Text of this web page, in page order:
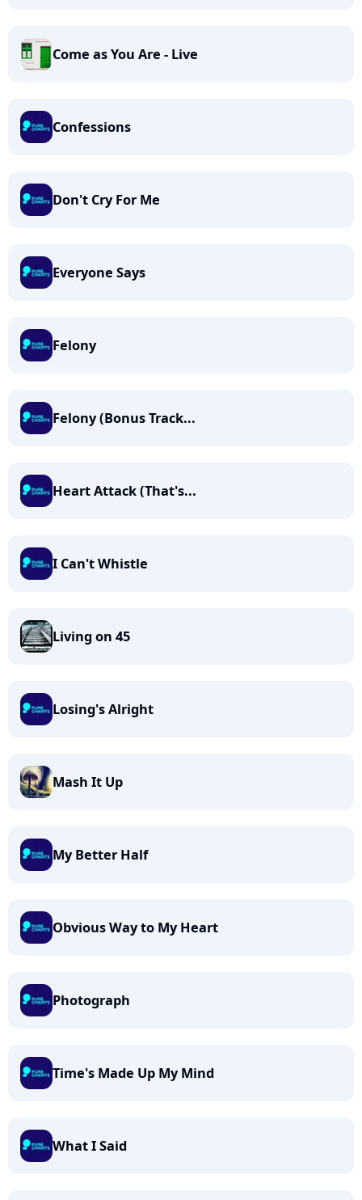
Come as You Are - Live
Confessions
Don't Cry For Me
Everyone Says
Felony
Felony (Bonus Track...
Heart Attack (That's...
I Can't Whistle
Living on 45
Losing's Alright
Mash It Up
My Better Half
Obvious Way to My Heart
Photograph
Time's Made Up My Mind
What I Said